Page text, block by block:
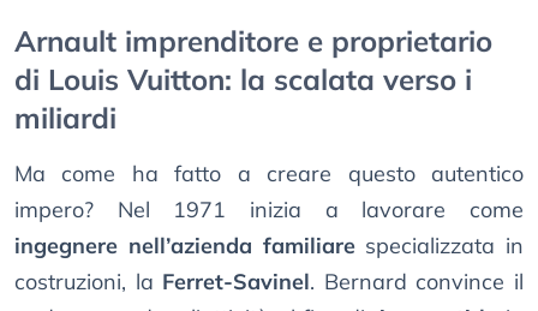
Arnault imprenditore e proprietario
di Louis Vuitton: la scalata verso i
miliardi
Ma come ha fatto a creare questo autentico
impero? Nel 1971 inizia a lavorare come
ingegnere nell’azienda familiarespecializzata in
costruzioni, la Ferret-Savinel. Bernard convince il